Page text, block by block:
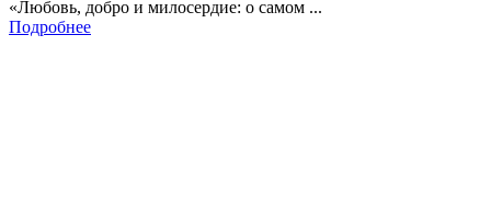
«Любовь, добро и милосердие: о самом ...
Подробнее